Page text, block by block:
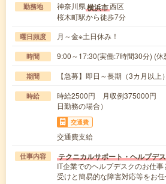
勤務地 神奈川県横浜市西区
桜木町駅から徒歩7分
曜日頻度 月～金※土日休み！
時間 9:00～17:30(実働:7時間30分) (休
期間 【急募】即日～長期（3カ月以
時給
時給2500円 月収例375000円
日勤務の場合）
交通費
交通費支給
仕事内容 テクニカルサポート・ヘルプデ
IT企業でのヘルプデスクのお仕
受けと簡易的な障害対応等をお